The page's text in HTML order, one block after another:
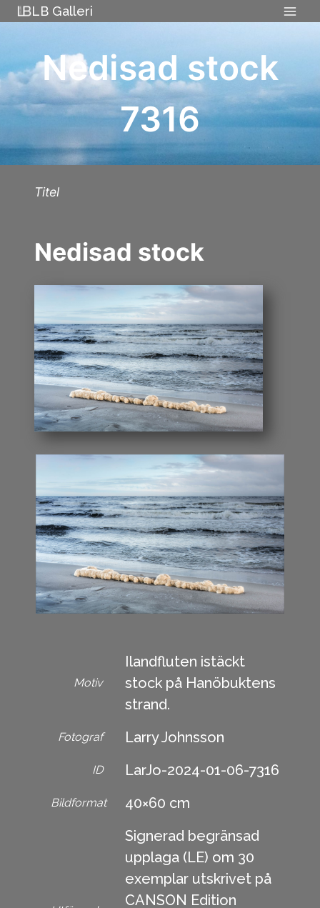
Skip
to
LB Galleri
Nedisad stock
7316
Titel
Nedisad stock
Motiv
Ilandfluten istäckt
stock på Hanöbuktens
strand.
Fotograf Larry Johnsson
ID LarJo-2024-01-06-7316
Bildformat 40×60 cm
Signerad begränsad
upplaga (LE) om 30
exemplar utskrivet på
CANSON Edition